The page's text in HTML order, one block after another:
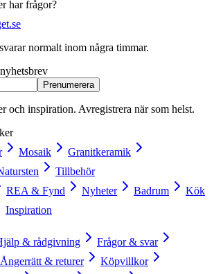
har frågor?
normalt inom några timmar.
Prenumerera
och inspiration. Avregistrera när som helst.
Mosaik
Granitkeramik
Tillbehör
REA & Fynd Nyheter Badrum
Kök
Inspiration
& rådgivning
Frågor & svar
Ångerrätt & returer
Köpvillkor